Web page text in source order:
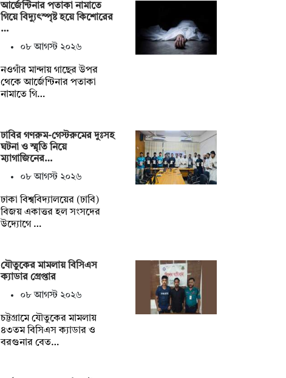
আর্জেন্টিনার পতাকা নামাতে
গিয়ে বিদ্যুৎস্পৃষ্ট হয়ে কিশোরের
…
০৮ আগস্ট ২০২৬
নওগাঁর মান্দায় গাছের উপর
থেকে আর্জেন্টিনার পতাকা
নামাতে গি…
ঢাবির গণরুম-গেস্টরুমের দুঃসহ
ঘটনা ও স্মৃতি নিয়ে
ম্যাগাজিনের…
০৮ আগস্ট ২০২৬
ঢাকা বিশ্ববিদ্যালয়ের (ঢাবি)
বিজয় একাত্তর হল সংসদের
উদ্যোগে …
যৌতুকের মামলায় বিসিএস
ক্যাডার গ্রেপ্তার
০৮ আগস্ট ২০২৬
চট্টগ্রামে যৌতুকের মামলায়
৪৩তম বিসিএস ক্যাডার ও
বরগুনার বেত…